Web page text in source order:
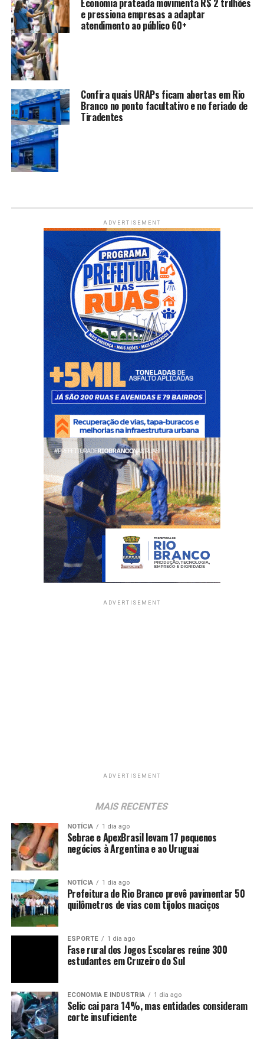
Economia prateada movimenta R$ 2 trilhões
e pressiona empresas a adaptar
atendimento ao público 60+
Confira quais URAPs ficam abertas em Rio
Branco no ponto facultativo e no feriado de
Tiradentes
ADVERTISEMENT
ADVERTISEMENT
ADVERTISEMENT
MAIS RECENTES
NOTÍCIA 1 dia ago
Sebrae e ApexBrasil levam 17 pequenos
negócios à Argentina e ao Uruguai
NOTÍCIA 1 dia ago
Prefeitura de Rio Branco prevê pavimentar 50
quilômetros de vias com tijolos maciços
ESPORTE 1 dia ago
Fase rural dos Jogos Escolares reúne 300
estudantes em Cruzeiro do Sul
ECONOMIA E INDUSTRIA 1 dia ago
Selic cai para 14%, mas entidades consideram
corte insuficiente